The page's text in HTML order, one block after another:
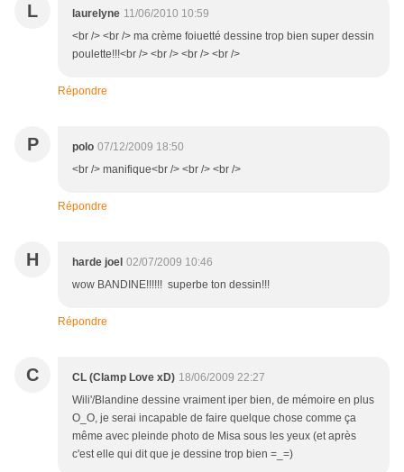
L laurelyne 11/06/2010 10:59
<br /> <br /> ma crème foiuetté dessine trop bien super dessin
poulette!!!<br /> <br /> <br /> <br />
Répondre
P polo 07/12/2009 18:50
<br /> manifique<br /> <br /> <br />
Répondre
H harde joel 02/07/2009 10:46
wow BANDINE!!!!!! superbe ton dessin!!!
Répondre
C CL (Clamp Love xD) 18/06/2009 22:27
Wili'/Blandine dessine vraiment iper bien, de mémoire en plus
O_O, je serai incapable de faire quelque chose comme ça
même avec pleinde photo de Misa sous les yeux (et après
c'est elle qui dit que je dessine trop bien =_=)